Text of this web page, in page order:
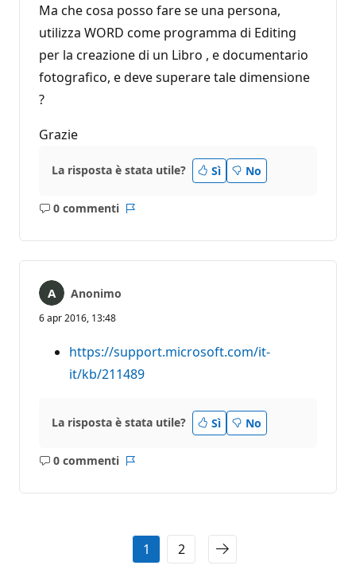
Ma che cosa posso fare se una persona,
utilizza WORD come programma di Editing
per la creazione di un Libro , e documentario
fotografico, e deve superare tale dimensione
?
Grazie
La risposta è stata utile? Sì No
0 commenti
Nessun
Anonimo
6 apr 2016, 13:48
https://support.microsoft.com/it-
it/kb/211489
La risposta è stata utile? Sì No
0 commenti
Nessun
1 2